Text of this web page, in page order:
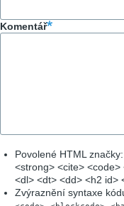
Komentář
Povolené HTML
<strong> <cite>
<dl> <dt> <dd> <h2 id>
Zvýraznění syntaxe